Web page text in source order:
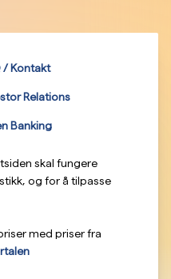
/ Kontakt
Relations
Banking
skal fungere
og for å tilpasse
med priser fra